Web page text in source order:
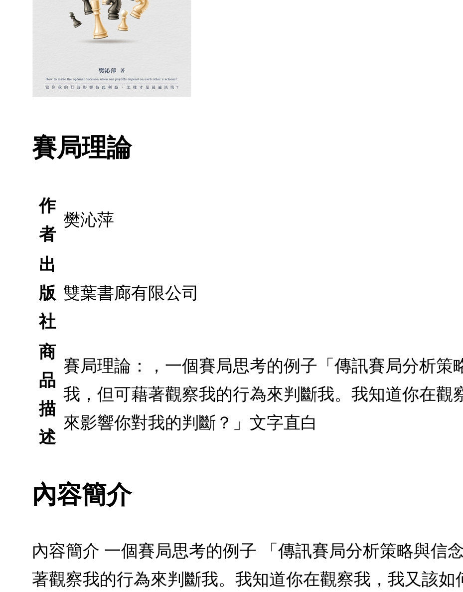
賽局理論
作
者
樊沁萍
出
版
社
雙葉書廊有限公司
商
品
描
述
賽局理論：，一個賽局思考的例子「傳訊賽局分析策
我，但可藉著觀察我的行為來判斷我。我知道你在觀
來影響你對我的判斷？」文字直白
內容簡介
內容簡介 一個賽局思考的例子 「傳訊賽局分析策略與信
著觀察我的行為來判斷我。我知道你在觀察我，我又該如